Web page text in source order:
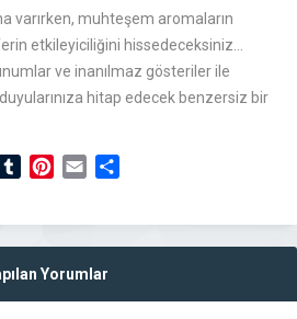
varırken, muhteşem aromaların
etkileyiciliğini hissedeceksiniz…
ve inanılmaz gösteriler ile
hitap edecek benzersiz bir
TumblrPinterest
Email
Yorumlar